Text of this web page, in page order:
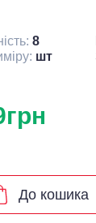
8
шт
До кошика